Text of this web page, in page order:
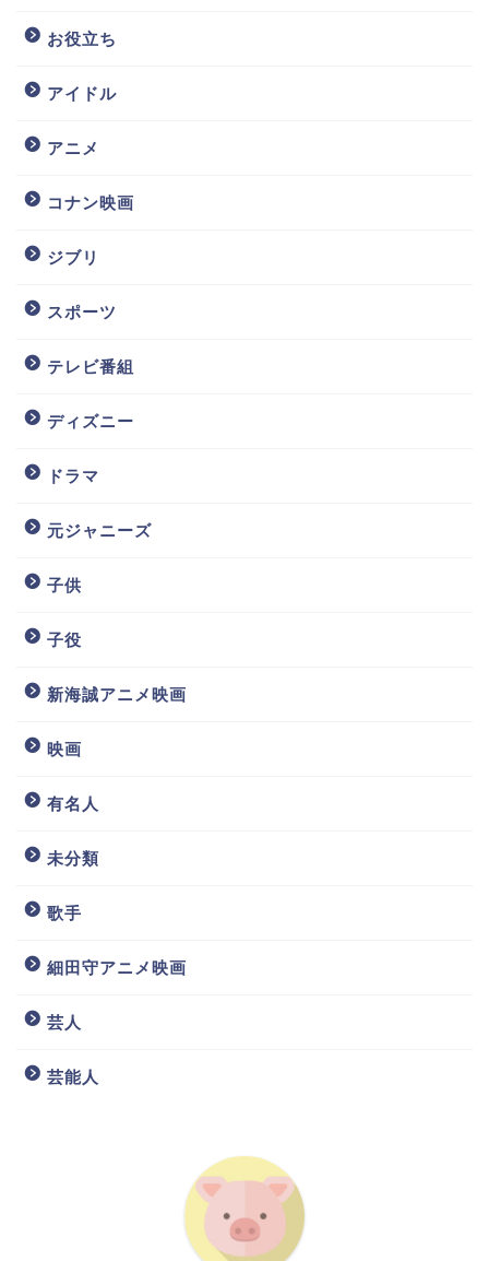
お役立ち
アイドル
アニメ
コナン映画
ジブリ
スポーツ
テレビ番組
ディズニー
ドラマ
元ジャニーズ
子供
子役
新海誠アニメ映画
映画
有名人
未分類
歌手
細田守アニメ映画
芸人
芸能人